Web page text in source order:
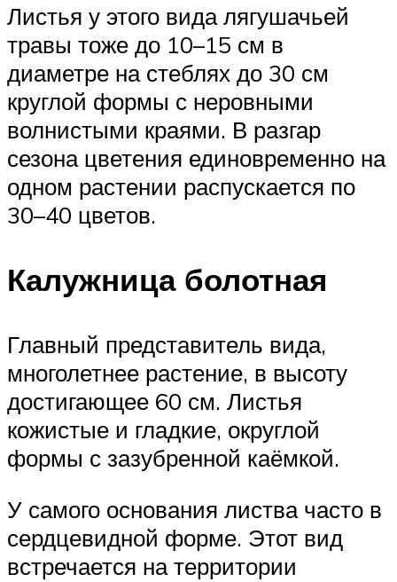
Листья у этого вида лягушачьей
травы тоже до 10–15 см в
диаметре на стеблях до 30 см
круглой формы с неровными
волнистыми краями. В разгар
сезона цветения единовременно на
одном растении распускается по
30–40 цветов.
Калужница болотная
Главный представитель вида,
многолетнее растение, в высоту
достигающее 60 см. Листья
кожистые и гладкие, округлой
формы с зазубренной каёмкой.
У самого основания листва часто в
сердцевидной форме. Этот вид
встречается на территории